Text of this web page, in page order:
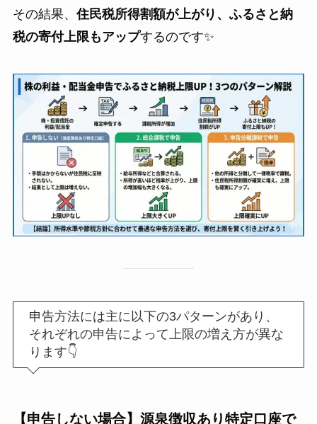
その結果、住民税所得割額が上がり、ふるさと納
税の寄付上限もアップするのです✨
申告方法には主に以下の3パターンがあり、
それぞれの申告によって上限の増え方が異な
ります👇
【申告しない場合】源泉徴収あり特定口座で